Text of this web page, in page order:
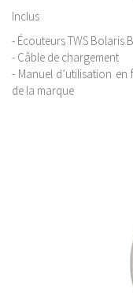
Inclus
- Écouteurs TWS Bolaris
- Câble de chargement
- Manuel d’utilisation
de la marque